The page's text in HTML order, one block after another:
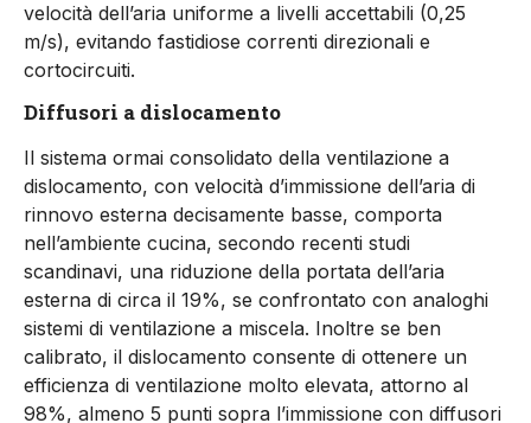
velocità dell’aria uniforme a livelli accettabili (0,25
m/s), evitando fastidiose correnti direzionali e
cortocircuiti.
Diffusori a dislocamento
Il sistema ormai consolidato della ventilazione a
dislocamento, con velocità d’immissione dell’aria di
rinnovo esterna decisamente basse, comporta
nell’ambiente cucina, secondo recenti studi
scandinavi, una riduzione della portata dell’aria
esterna di circa il 19%, se confrontato con analoghi
sistemi di ventilazione a miscela. Inoltre se ben
calibrato, il dislocamento consente di ottenere un
efficienza di ventilazione molto elevata, attorno al
98%, almeno 5 punti sopra l’immissione con diffusori